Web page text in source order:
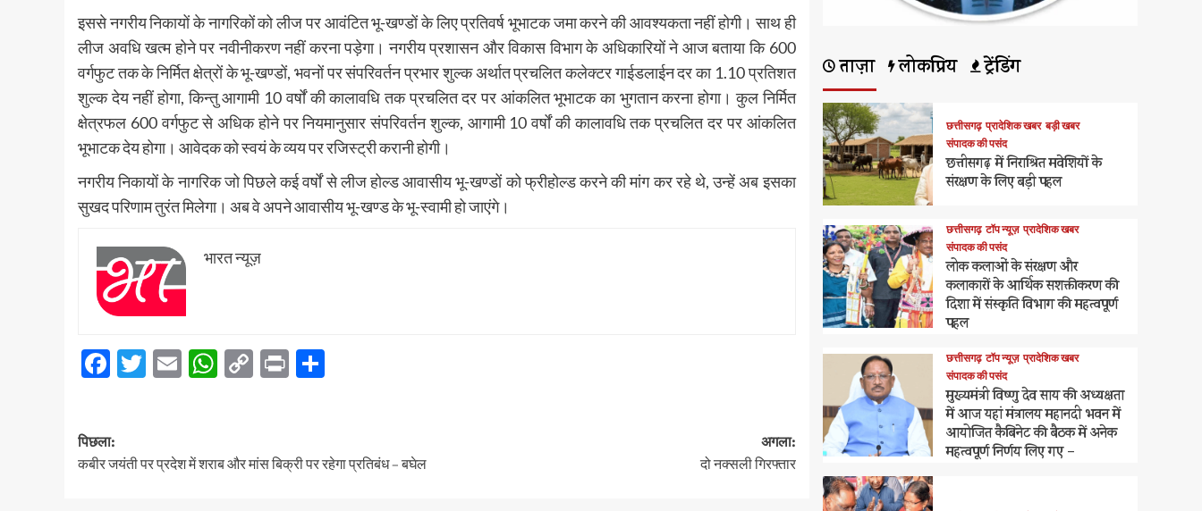
इससे नगरीय निकायों के नागरिकों को लीज पर आवंटित भू-खण्डों के लिए प्रतिवर्ष भूभाटक जमा करने की आवश्यकता नहीं होगी। साथ ही
लीज अवधि खत्म होने पर नवीनीकरण नहीं करना पड़ेगा। नगरीय प्रशासन और विकास विभाग के अधिकारियों ने आज बताया कि 600
वर्गफुट तक के निर्मित क्षेत्रों के भू-खण्डों, भवनों पर संपरिवर्तन प्रभार शुल्क अर्थात प्रचलित कलेक्टर गाईडलाईन दर का 1.10 प्रतिशत
शुल्क देय नहीं होगा, किन्तु आगामी 10 वर्षों की कालावधि तक प्रचलित दर पर आंकलित भूभाटक का भुगतान करना होगा। कुल निर्मित
क्षेत्रफल 600 वर्गफुट से अधिक होने पर नियमानुसार संपरिवर्तन शुल्क, आगामी 10 वर्षों की कालावधि तक प्रचलित दर पर आंकलित
भूभाटक देय होगा। आवेदक को स्वयं के व्यय पर रजिस्ट्री करानी होगी।
नगरीय निकायों के नागरिक जो पिछले कई वर्षों से लीज होल्ड आवासीय भू-खण्डों को फ्रीहोल्ड करने की मांग कर रहे थे, उन्हें अब इसका
सुखद परिणाम तुरंत मिलेगा। अब वे अपने आवासीय भू-खण्ड के भू-स्वामी हो जाएंगे।
भारत न्यूज़
Facebook
Twitter
EmailWhatsApp
Copy
Print
पोस्ट
नेविगेशन
पिछला:
कबीर जयंती पर प्रदेश में शराब और मांस बिक्री पर रहेगा प्रतिबंध – बघेल
अगला:
दो नक्सली गिरफ्तार
ताज़ा लोकप्रिय ट्रेंडिंग
छत्तीसगढ़ प्रादेशिक खबर बड़ी खबर
संपादक की पसंद
छत्तीसगढ़ में निराश्रित मवेशियों के
संरक्षण के लिए बड़ी पहल
छत्तीसगढ़ टॉप न्यूज़ प्रादेशिक खबर
संपादक की पसंद
लोक कलाओं के संरक्षण और
कलाकारों के आर्थिक सशक्तीकरण की
दिशा में संस्कृति विभाग की महत्वपूर्ण
पहल
छत्तीसगढ़ टॉप न्यूज़ प्रादेशिक खबर
संपादक की पसंद
मुख्यमंत्री विष्णु देव साय की अध्यक्षता
में आज यहां मंत्रालय महानदी भवन में
आयोजित कैबिनेट की बैठक में अनेक
महत्वपूर्ण निर्णय लिए गए –